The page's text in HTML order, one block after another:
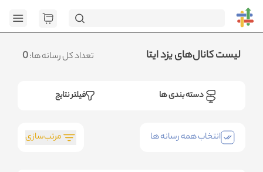
تعداد کل رسانه ها:0 لیست کانال‌های یزد ایتا
فیلتر نتایج دسته بندی ها
مرتب‌سازی انتخاب همه رسانه ها
[GET] "https://
<no
.متوجه شدم